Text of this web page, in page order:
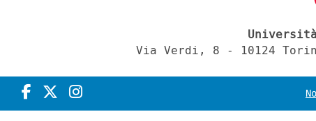
Via Verdi, 8 - 10124